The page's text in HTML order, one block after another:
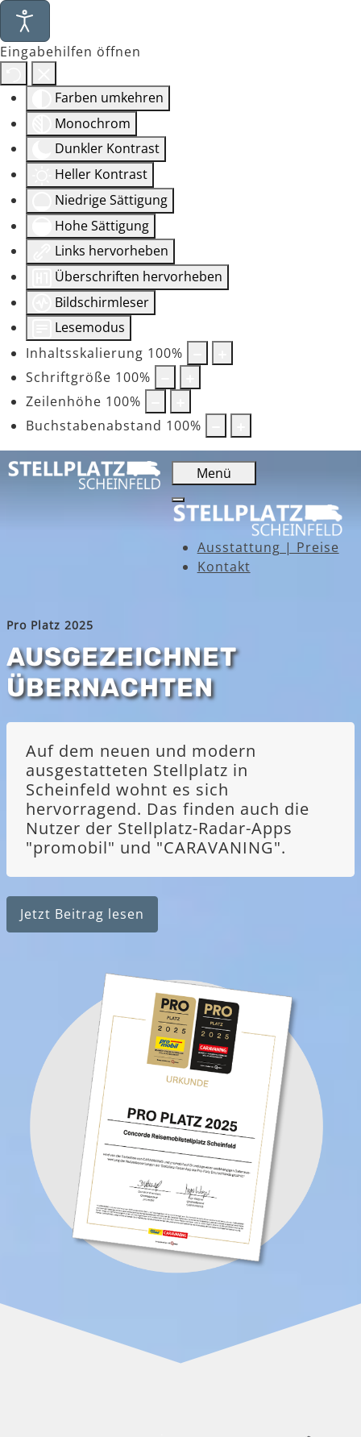
Eingabehilfen öffnen
Farben umkehren
Monochrom
Dunkler Kontrast
Heller Kontrast
Niedrige Sättigung
Hohe Sättigung
Links hervorheben
Überschriften hervorheben
Bildschirmleser
Lesemodus
Inhaltsskalierung 100%
Schriftgröße 100%
Zeilenhöhe 100%
Buchstabenabstand 100%
Menü
Ausstattung | Preise
Kontakt
Pro Platz 2025
AUSGEZEICHNET
ÜBERNACHTEN
Auf dem neuen und modern
ausgestatteten Stellplatz in
Scheinfeld wohnt es sich
hervorragend. Das finden auch die
Nutzer der Stellplatz-Radar-Apps
"promobil" und "CARAVANING".
Jetzt Beitrag lesen